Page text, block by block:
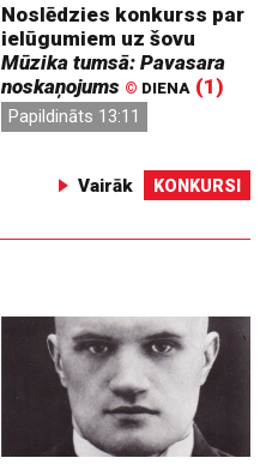
Noslēdzies konkurss par
ielūgumiem uz šovu
Mūzika tumsā: Pavasara
noskaņojums © DIENA (1)
Papildināts 13:11
Vairāk KONKURSI